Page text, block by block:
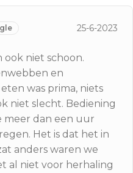
25-6-2023
niet schoon.
en
was prima, niets
niet slecht. Bediening
meer dan een uur
Het is dat het in
anders waren we
al niet voor herhaling